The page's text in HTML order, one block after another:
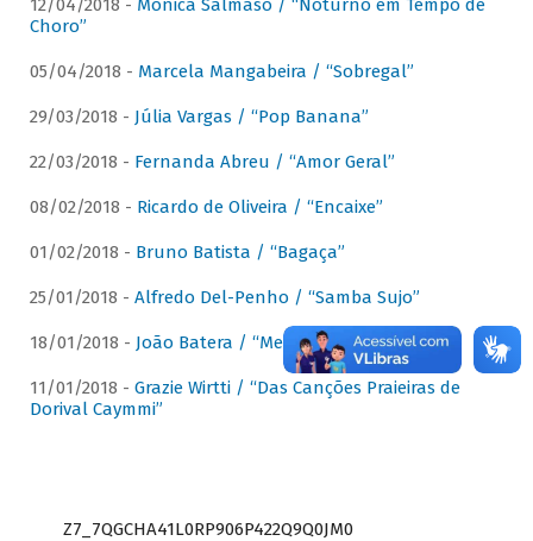
12/04/2018 - Mônica Salmaso / “Noturno em Tempo de
Choro”
05/04/2018 - Marcela Mangabeira / “Sobregal”
29/03/2018 - Júlia Vargas / “Pop Banana”
22/03/2018 - Fernanda Abreu / “Amor Geral”
08/02/2018 - Ricardo de Oliveira / “Encaixe”
01/02/2018 - Bruno Batista / “Bagaça”
25/01/2018 - Alfredo Del-Penho / “Samba Sujo”
18/01/2018 - João Batera / “Meu Pandeiro”
11/01/2018 - Grazie Wirtti / “Das Canções Praieiras de
Dorival Caymmi”
Z7_7QGCHA41L0RP906P422Q9Q0JM0